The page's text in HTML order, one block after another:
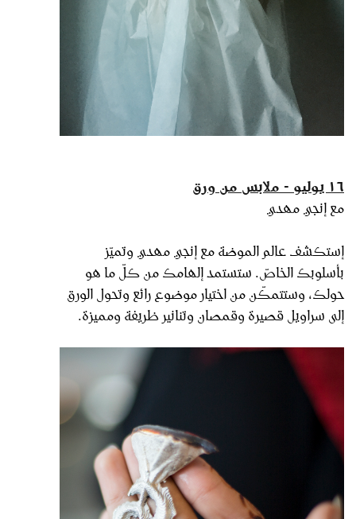
١٦ يوليو - ملابس من ورق
مع إنجي مهدي
إستكشف عالم الموضة مع إنجي مهدي وتميّز
بأسلوبك الخاصّ. ستستمد إلهامك من كلّ ما هو
حولك، وستتمكّن من اختيار موضوع رائع وتحول الورق
إلى سراويل قصيرة وقمصان وتنانير ظريفة ومميزة.